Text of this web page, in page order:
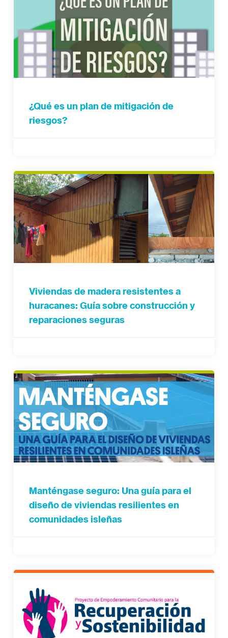
¿Qué es un plan de mitigación de
riesgos?
Viviendas de madera resistentes a
huracanes: Guía sobre construcción y
reparaciones seguras
Manténgase seguro: Una guía para el
diseño de viviendas resilientes en
comunidades isleñas